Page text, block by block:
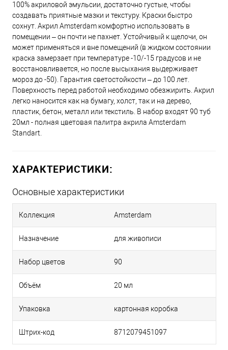
100% акриловой эмульсии, достаточно густые, чтобы
создавать приятные мазки и текстуру. Краски быстро
сохнут. Акрил Amsterdam комфортно использовать в
помещении – он почти не пахнет. Устойчивый к щелочи, он
может применяться и вне помещений (в жидком состоянии
краска замерзает при температуре -10/-15 градусов и не
восстановливается, но после высыхания выдерживает
мороз до -50). Гарантия светостойкости – до 100 лет.
Поверхность перед работой необходимо обезжирить. Акрил
легко наносится как на бумагу, холст, так и на дерево,
пластик, бетон, металл или текстиль. В набор входят 90 туб
20мл - полная цветовая палитра акрила Amsterdam
Standart.
ХАРАКТЕРИСТИКИ:
Основные характеристики
Коллекция Amsterdam
Назначение для живописи
Набор цветов 90
Объём 20 мл
Упаковка картонная коробка
Штрих-код 8712079451097